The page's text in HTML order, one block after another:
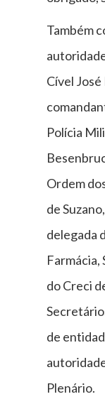
Também
Cível
Polícia
Ordem
de
delegada
Farmácia,
do Creci
de
Plenário.